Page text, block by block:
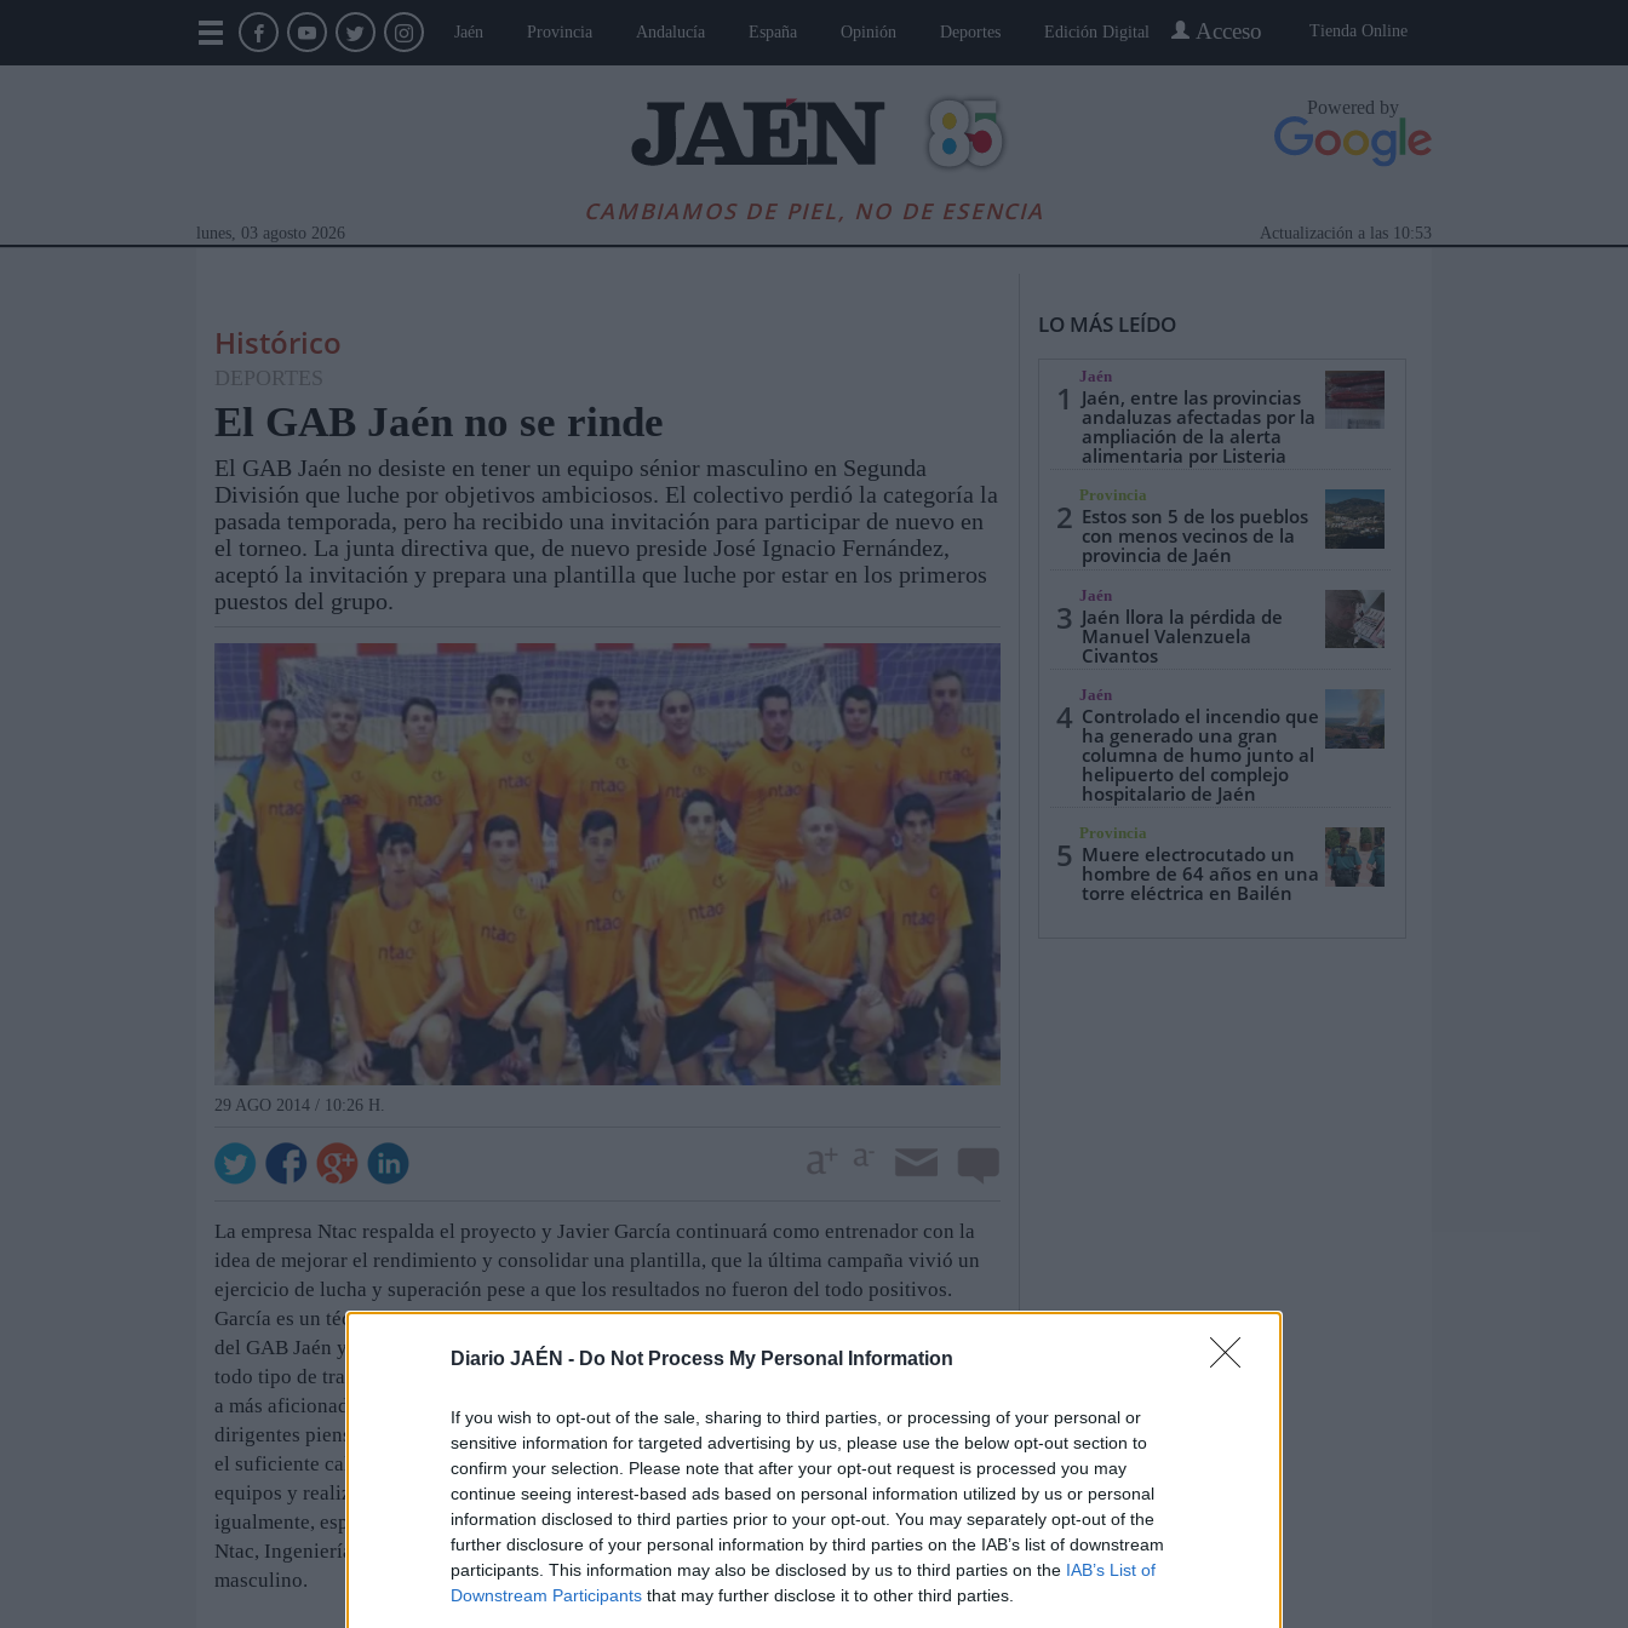
Diario JAÉN - Do Not Process My Personal Information
If you wish to opt-out of the sale, sharing to third parties, or processing of your personal or
sensitive information for targeted advertising by us, please use the below opt-out section to
confirm your selection. Please note that after your opt-out request is processed you may
continue seeing interest-based ads based on personal information utilized by us or personal
information disclosed to third parties prior to your opt-out. You may separately opt-out of the
further disclosure of your personal information by third parties on the IAB’s list of downstream
participants. This information may also be disclosed by us to third parties on the IAB’s List of
Downstream Participants that may further disclose it to other third parties.
Tienda Online
Acceso
Jaén Provincia Andalucía España Opinión Deportes Edición Digital
CAMBIAMOS DE PIEL, NO DE ESENCIA
Powered by
lunes, 03 agosto 2026 10:53
Actualización a las
Módulos Portada Jaén Provincia Linares Andalucía Internacional Opinión Cultura Jaén, Pueblo a Pueblo Gente Especiales
Histórico
DEPORTES
El GAB Jaén no se rinde
El GAB Jaén no desiste en tener un equipo sénior masculino en Segunda
División que luche por objetivos ambiciosos. El colectivo perdió la categoría la
pasada temporada, pero ha recibido una invitación para participar de nuevo en
el torneo. La junta directiva que, de nuevo preside José Ignacio Fernández,
aceptó la invitación y prepara una plantilla que luche por estar en los primeros
puestos del grupo.
29 AGO 2014 / 10:26 H.
La empresa Ntac respalda el proyecto y Javier García continuará como entrenador con la
idea de mejorar el rendimiento y consolidar una plantilla, que la última campaña vivió un
ejercicio de lucha y superación pese a que los resultados no fueron del todo positivos.
García es un técnico experimentado que conoce a la perfección el funcionamiento interno
del GAB Jaén y que, al igual que sus compañeros, es una persona multiusos por realizar
todo tipo de trabajos en la entidad. La plantilla comienza el trabajo con la ilusión de atraer
a más aficionados a los partidos que se disputen en el Pabellón de La Salobreja. Los
dirigentes piensan en medidas para aumentar el número de espectadores y el equipo tenga
el suficiente calor. Además, el cuadro de entrenadores quiere reforzar la estructura de los
equipos y realizará una campaña de captación para contar con más jugadores. La directiva,
igualmente, espera disponer de más apoyo de las empresas. De esta forma, da las gracias a
Ntac, Ingeniería de Procesos, por ser de nuevo el patrocinador del representante sénior
masculino.
LO MÁS LEÍDO
1
Jaén
Jaén, entre las provincias
andaluzas afectadas por la
ampliación de la alerta
alimentaria por Listeria
2
Provincia
Estos son 5 de los pueblos
con menos vecinos de la
provincia de Jaén
3
Jaén
Jaén llora la pérdida de
Manuel Valenzuela
Civantos
4
Jaén
Controlado el incendio que
ha generado una gran
columna de humo junto al
helipuerto del complejo
hospitalario de Jaén
5
Provincia
Muere electrocutado un
hombre de 64 años en una
torre eléctrica en Bailén